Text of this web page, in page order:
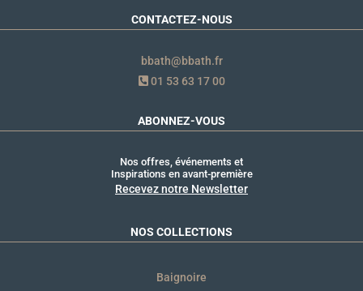
CONTACTEZ-NOUS
bbath@bbath.fr
01 53 63 17 00
ABONNEZ-VOUS
Nos offres, événements et
Inspirations en avant-première
Recevez notre Newsletter
NOS COLLECTIONS
Baignoire